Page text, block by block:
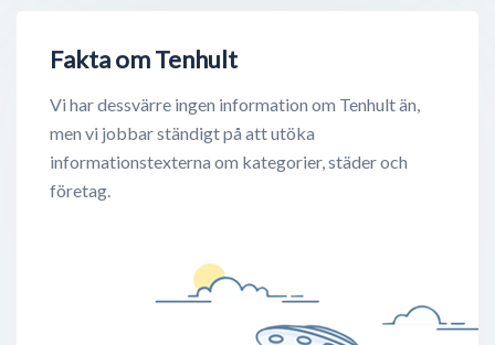
Fakta om Tenhult
Vi har dessvärre ingen information om Tenhult än,
men vi jobbar ständigt på att utöka
informationstexterna om kategorier, städer och
företag.